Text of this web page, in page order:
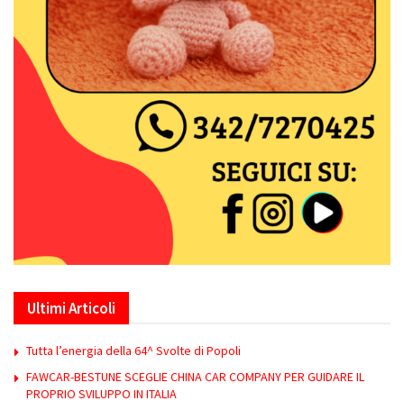
Ultimi Articoli
Tutta l’energia della 64^ Svolte di Popoli
FAWCAR-BESTUNE SCEGLIE CHINA CAR COMPANY PER GUIDARE IL
PROPRIO SVILUPPO IN ITALIA